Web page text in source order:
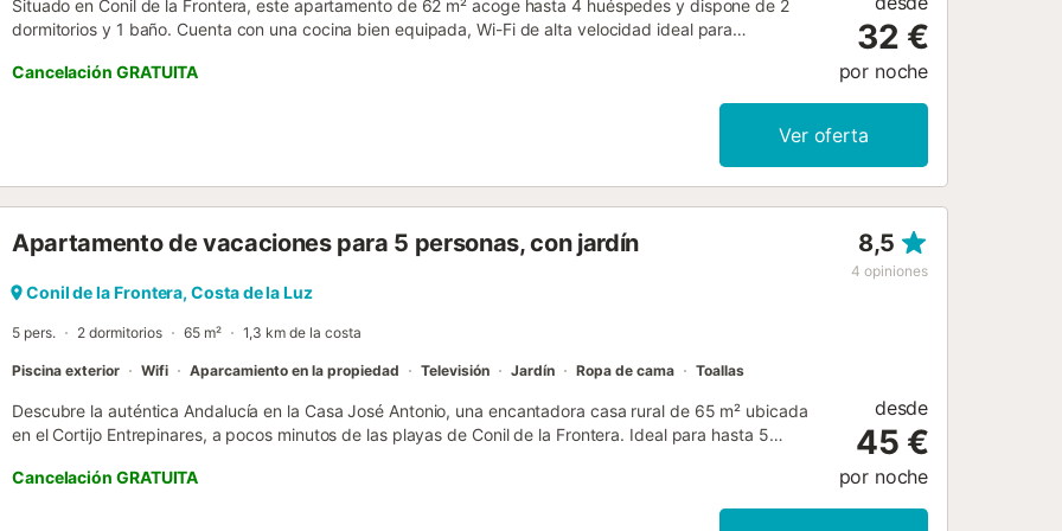
Situado en Conil de la Frontera, este apartamento de 62 m² acoge hasta 4 huéspedes y dispone de 2
dormitorios y 1 baño. Cuenta con una cocina bien equipada, Wi-Fi de alta velocidad ideal para
Palmar, además de self check-in para mayor comodidad. Podréis salir al balcón privado con vistas al mar
o relajaros en la terraza compartida al aire libre. La ubicación es perfecta para disfrutar de la playa y
descubrir los encantos costeros de Conil de la Frontera. Se permite 1 mascota durante la estancia, pero
Cancelación GRATUITA
32 €
por noche
Ver oferta
Apartamento de vacaciones para 5 personas, con jardín 8,5
4 opiniones
Conil de la Frontera, Costa de la Luz
5 pers. 2 dormitorios 65 m² 1,3 km de la costa
Piscina exterior Wifi Aparcamiento en la propiedad Televisión Jardín Ropa de cama Toallas
Descubre la auténtica Andalucía en la Casa José Antonio, una encantadora casa rural de 65 m² ubicada
en el Cortijo Entrepinares, a pocos minutos de las playas de Conil de la Frontera. Ideal para hasta 5
grupos de amigos. La cocina privada, totalmente equipada, invita a preparar recetas locales con
ingredientes frescos de los mercados gaditanos. El Wi-Fi de alta velocidad, la televisión, el ventilador y la
Cancelación GRATUITA
desde
45 €
por noche